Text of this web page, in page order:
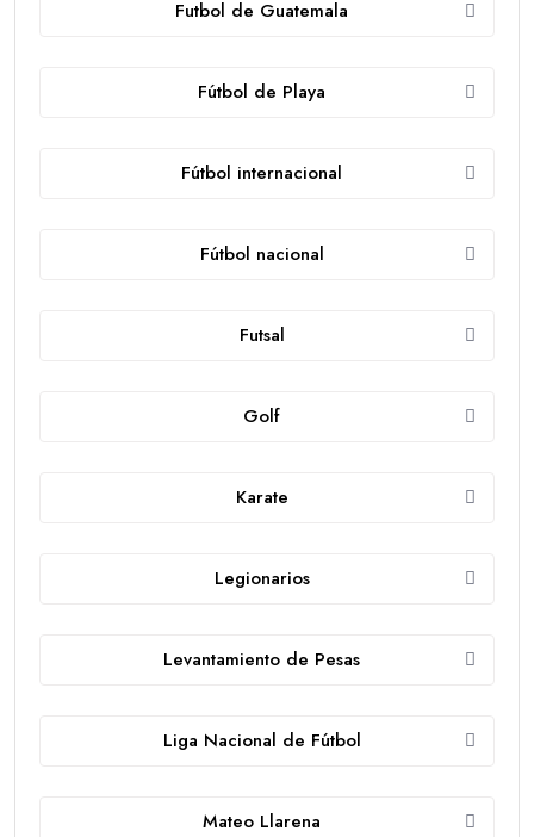
Futbol de Guatemala
Fútbol de Playa
Fútbol internacional
Fútbol nacional
Futsal
Golf
Karate
Legionarios
Levantamiento de Pesas
Liga Nacional de Fútbol
Mateo Llarena